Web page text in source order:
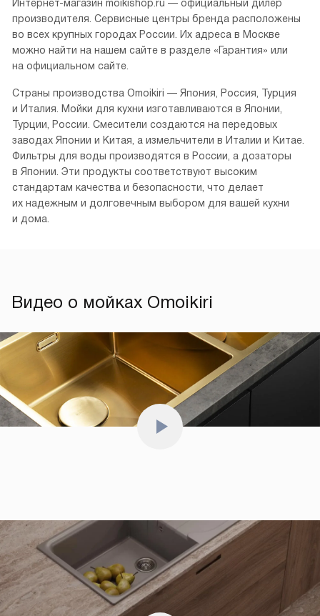
Интернет-магазин moikishop.ru — официальный дилер
производителя. Сервисные центры бренда расположены
во всех крупных городах России. Их адреса в Москве
можно найти на нашем сайте в разделе «Гарантия» или
на официальном сайте.
Страны производства Omoikiri — Япония, Россия, Турция
и Италия. Мойки для кухни изготавливаются в Японии,
Турции, России. Смесители создаются на передовых
заводах Японии и Китая, а измельчители в Италии и Китае.
Фильтры для воды производятся в России, а дозаторы
в Японии. Эти продукты соответствуют высоким
стандартам качества и безопасности, что делает
их надежным и долговечным выбором для вашей кухни
и дома.
Видео о мойках Omoikiri